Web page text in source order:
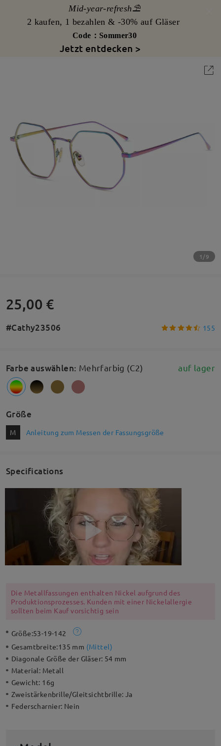
Mid-year-refresh⛱️
2 kaufen, 1 bezahlen & -30% auf Gläser
Code：Sommer30
Jetzt entdecken >
1/9
25,00 €
#Cathy23506 155
Farbe auswählen: Mehrfarbig (C2) auf lager
Größe
M Anleitung zum Messen der Fassungsgröße
Specifications
Die Metallfassungen enthalten Nickel aufgrund des
Produktionsprozesses. Kunden mit einer Nickelallergie
sollten beim Kauf vorsichtig sein
Größe:53-19-142
Gesamtbreite:135 mm (Mittel)
Diagonale Größe der Gläser: 54 mm
Material: Metall
Gewicht: 16g
Zweistärkenbrille/Gleitsichtbrille:Ja
Federscharnier: Nein